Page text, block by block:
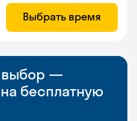
Выбрать время
выбор —
бесплатную